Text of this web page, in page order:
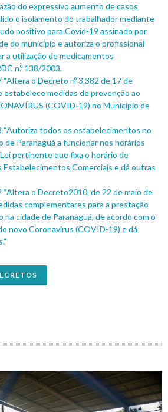
do expressivo aumento de casos
o isolamento do trabalhador mediante
positivo para Covid-19 assinado por
do município e autoriza o profissional
a utilização de medicamentos
n.º 138/2003.
“Altera o Decreto nº 3.382 de 17 de
estabelece medidas de prevenção ao
(COVID-19) no Município de
“Autoriza todos os estabelecimentos no
de Paranaguá a funcionar nos horários
pertinente que fixa o horário de
Comerciais e dá outras
“Altera o Decreto2010, de 22 de maio de
complementares para a prestação
cidade de Paranaguá, de acordo com o
novo Coronavírus (COVID-19) e dá